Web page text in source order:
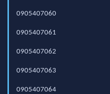
0905407060
0905407061
0905407062
0905407063
0905407064